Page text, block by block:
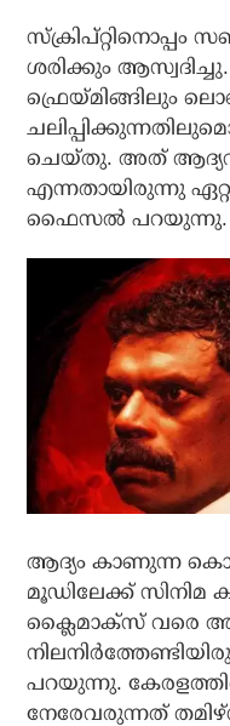
സ്‌ക്രിപ്റ്റിനൊപ്പം
ശരിക്കും ആസ്വദിച്ചു.
ഫ്രെയ്മിങ്ങിലും
ചെയ്തു. അത്
എന്നതായിരുന്നു
ഫൈസല്‍ പറയുന്നു.
ആദ്യം കാണുന്ന
മൂഡിലേക്ക്
ക്ലൈമാക്‌സ് വരെ
പറയുന്നു.
നേരേവരുന്നത്